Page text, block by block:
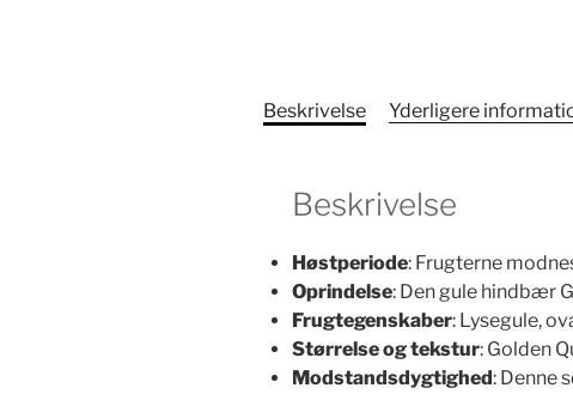
Beskrivelse Yderligere
Beskrivelse
Høstperiode: Frugterne
Oprindelse: Den gule hindbær
Frugtegenskaber: Lysegule,
Størrelse og tekstur: Golden
Modstandsdygtighed: Denne